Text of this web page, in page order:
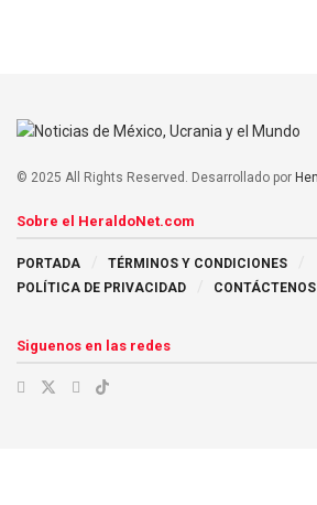
© 2025 All Rights Reserved. Desarrollado por
Sobre el HeraldoNet.com
PORTADA
TÉRMINOS Y CONDICIONES
POLÍTICA DE PRIVACIDAD
CONTÁCTENOS
Siguenos en las redes